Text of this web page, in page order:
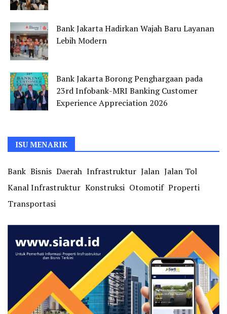
Bank Jakarta Hadirkan Wajah Baru Layanan
Lebih Modern
Bank Jakarta Borong Penghargaan pada
23rd Infobank-MRI Banking Customer
Experience Appreciation 2026
ISU MENARIK
Bank Bisnis Daerah Infrastruktur Jalan Jalan Tol
Kanal Infrastruktur Konstruksi Otomotif Properti
Transportasi